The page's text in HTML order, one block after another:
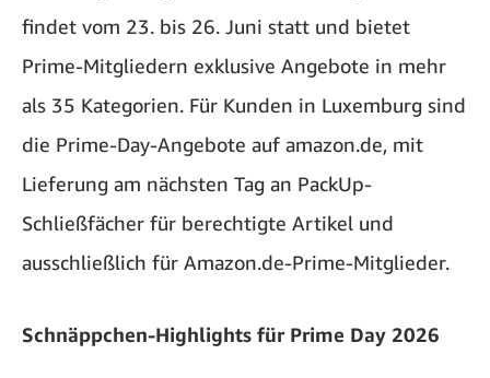
findet vom 23. bis 26. Juni statt und bietet
Prime-Mitgliedern exklusive Angebote in mehr
als 35 Kategorien. Für Kunden in Luxemburg sind
die Prime-Day-Angebote auf amazon.de, mit
Lieferung am nächsten Tag an PackUp-
Schließfächer für berechtigte Artikel und
ausschließlich für Amazon.de-Prime-Mitglieder.
Schnäppchen-Highlights für Prime Day 2026